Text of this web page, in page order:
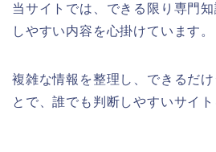
当サイトでは、できる限り専門
しやすい内容を心掛けています。
複雑な情報を整理し、できるだ
とで、誰でも判断しやすいサイト